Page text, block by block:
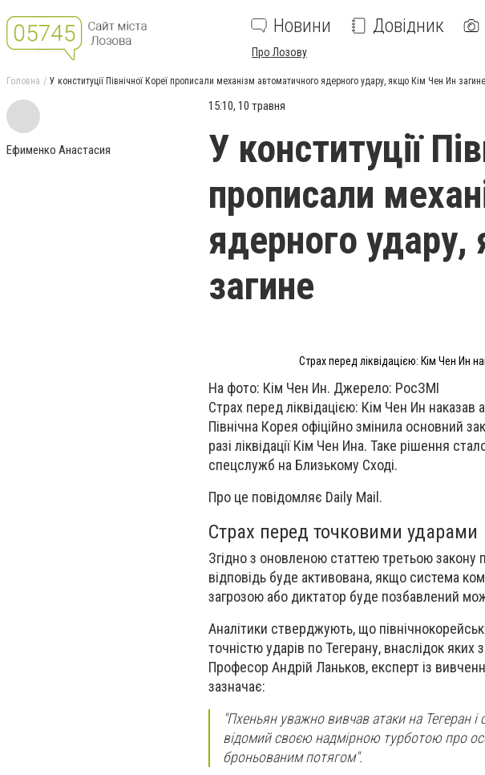
Новини Довідник
Про Лозову
Головна У конституції Північної Кореї прописали механізм автоматичного ядерного удару, якщо Кім Чен Ин загине
Ефименко Анастасия
15:10, 10 травня
У конституції
прописали
ядерного
загине
Страх перед ліквідацією: Кім Чен Ин
На фото: Кім Чен Ин. Джерело: РосЗМІ
Страх перед ліквідацією: Кім Чен Ин
Північна Корея офіційно змінила основний
разі ліквідації Кім Чен Ина. Таке рішення
спецслужб на Близькому Сході.
Про це повідомляє Daily Mail.
Страх перед точковими ударами
Згідно з оновленою статтею третьою закону
відповідь буде активована, якщо система
загрозою або диктатор буде позбавлений
Аналітики стверджують, що
точністю ударів по Тегерану, внаслідок яких
Професор Андрій Ланьков, експерт із
зазначає:
"Пхеньян уважно вивчав атаки на Тегеран
відомий своєю надмірною турботою про
броньованим потягом".